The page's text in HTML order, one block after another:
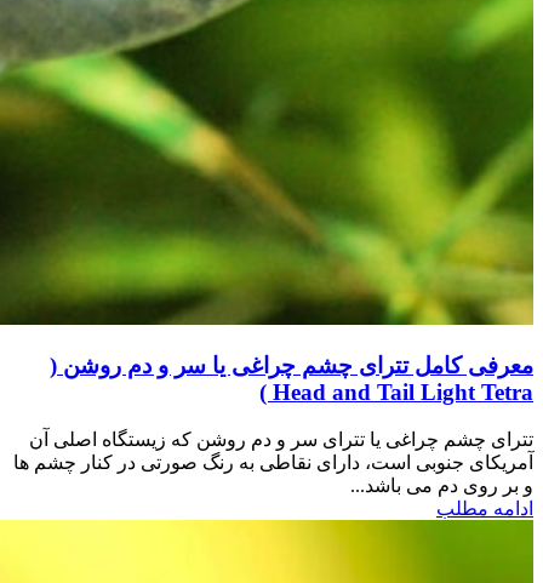
معرفی کامل تترای چشم چراغی یا سر و دم روشن (
Head and Tail Light Tetra )
تترای چشم چراغی یا تترای سر و دم روشن که زیستگاه اصلی آن
آمریکای جنوبی است، دارای نقاطی به رنگ صورتی در کنار چشم ها
و بر روی دم می باشد...
ادامه مطلب